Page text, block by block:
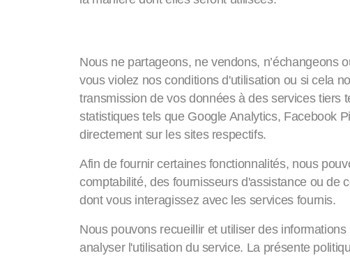
Nous ne partageons, ne vendons, n’échangeons
vous violez nos conditions d'utilisation ou si cela
transmission de vos données à des services tiers
statistiques tels que Google Analytics, Facebook
directement sur les sites respectifs.
Afin de fournir certaines fonctionnalités, nous
comptabilité, des fournisseurs d'assistance ou de
dont vous interagissez avec les services fournis.
Nous pouvons recueillir et utiliser des
analyser l'utilisation du service. La présente